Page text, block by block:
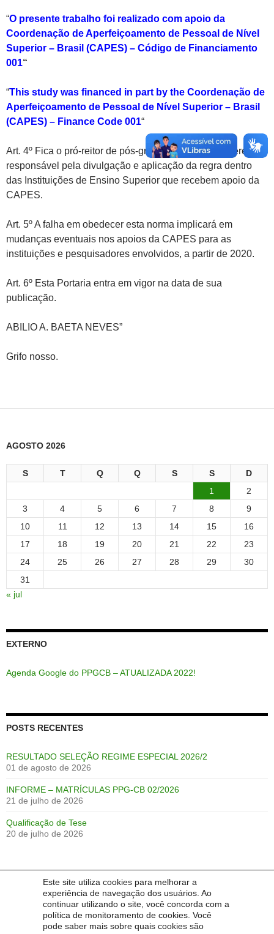
Este site utiliza cookies para melhorar a
experiência de navegação dos usuários. Ao
continuar utilizando o site, você concorda com a
política de monitoramento de cookies. Você
pode saber mais sobre quais cookies são
“O presente trabalho foi realizado com apoio da
Coordenação de Aperfeiçoamento de Pessoal de Nível
Superior – Brasil (CAPES) – Código de Financiamento
001“
“This study was financed in part by the Coordenação de
Aperfeiçoamento de Pessoal de Nível Superior – Brasil
(CAPES) – Finance Code 001“
Art. 4º Fica o pró-reitor de pós-graduação ou congênere,
responsável pela divulgação e aplicação da regra dentro
das Instituições de Ensino Superior que recebem apoio da
CAPES.
Art. 5º A falha em obedecer esta norma implicará em
mudanças eventuais nos apoios da CAPES para as
instituições e pesquisadores envolvidos, a partir de 2020.
Art. 6º Esta Portaria entra em vigor na data de sua
publicação.
ABILIO A. BAETA NEVES”
Grifo nosso.
AGOSTO 2026
S T Q Q S S
D
1
2
3
4 5 6 7 8
9
10
11 12 13 14 15
16
17
18 19 20 21 22
23
24
25 26 27 28 29
30
31
« jul
EXTERNO
Agenda Google do PPGCB – ATUALIZADA 2022!
POSTS RECENTES
RESULTADO SELEÇÃO REGIME ESPECIAL 2026/2
01 de agosto de 2026
INFORME – MATRÍCULAS PPG-CB 02/2026
21 de julho de 2026
Qualificação de Tese
20 de julho de 2026
Português English Español